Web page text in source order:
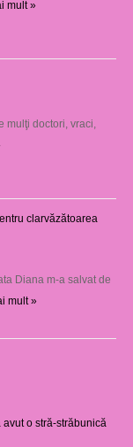
mult »
mulţi doctori, vraci,
clarvăzătoarea
Diana m-a salvat de
mult »
o stră-străbunică